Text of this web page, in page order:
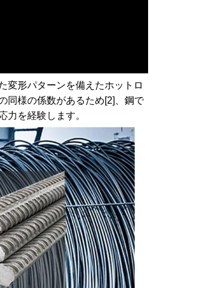
変形パターンを備えたホットロ
同様の係数があるため[2]、鋼で
力を経験します。